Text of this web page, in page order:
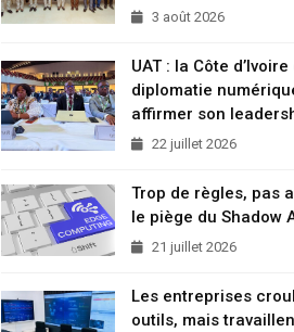
3 août 2026
UAT : la Côte
diplomatie
affirmer son
22 juillet 2026
Trop de règles, pas
le piège du Shadow
21 juillet 2026
Les entreprises
outils, mais